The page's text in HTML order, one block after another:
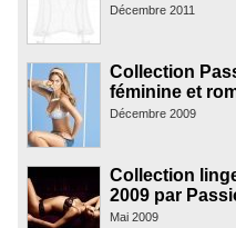
Décembre 2011
Collection
féminine et
Décembre 2009
Collection
2009 par
Mai 2009